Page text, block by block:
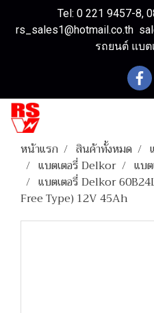
Tel: 0 221 9457-8,
rs_sales1@hotmail.co.th
รถยนต์ แบ
หน้าแรก สินค้าทั้งหมด
แบตเตอรี่ Delkor
แบ
แบตเตอรี่ Delkor
Free Type) 12V 45Ah